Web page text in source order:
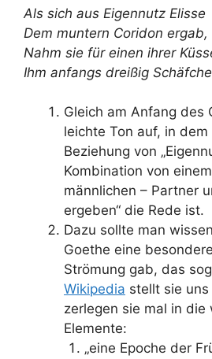
Als sich aus Eigennutz Elisse
Dem muntern Coridon ergab,
Nahm sie für einen ihrer
Ihm anfangs dreißig
Gleich am Anfang des
leichte Ton auf, in
Beziehung von
Kombination von
männlichen – Partner
ergeben“ die Rede ist.
Dazu sollte man
Goethe eine
Strömung gab, das
Wikipedia stellt sie
zerlegen sie mal in die
Elemente:
„eine Epoche der